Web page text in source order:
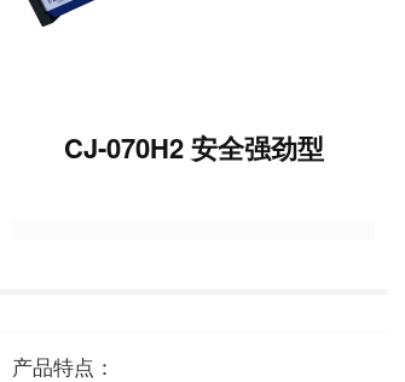
CJ-070H2 安全强劲型
产品特点：